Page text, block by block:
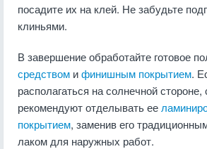
посадите их на клей. Не забудьте
клиньями.
В завершение обработайте готовое
средством ифинишным покрытием.
располагаться на солнечной
рекомендуют отделывать ее
покрытием, заменив его
лаком для наружных работ.